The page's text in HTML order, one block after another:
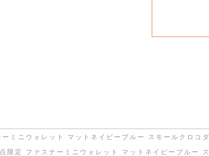
ーミニウォレット マットネイビーブルー スモールクロコ
限定 ファスナーミニウォレット マットネイビーブルー